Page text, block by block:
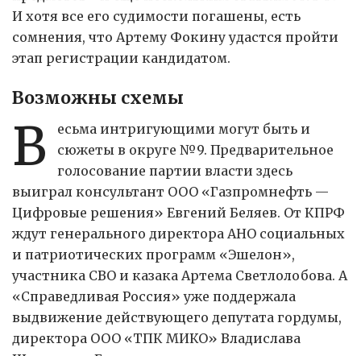
И хотя все его судимости погашены, есть
сомнения, что Артему Фокину удастся пройти
этап регистрации кандидатом.
Возможны схемы
В
есьма интригующими могут быть и
сюжеты в округе №9. Предварительное
голосование партии власти здесь
выиграл консультант ООО «Газпромнефть —
Цифровые решения» Евгений Беляев. От КПРФ
ждут генерального директора АНО социальных
и патриотических программ «Эшелон»,
участника СВО и казака Артема Светлолобова. А
«Справедливая Россия» уже поддержала
выдвижение действующего депутата гордумы,
директора ООО «ТПК МИКО» Владислава